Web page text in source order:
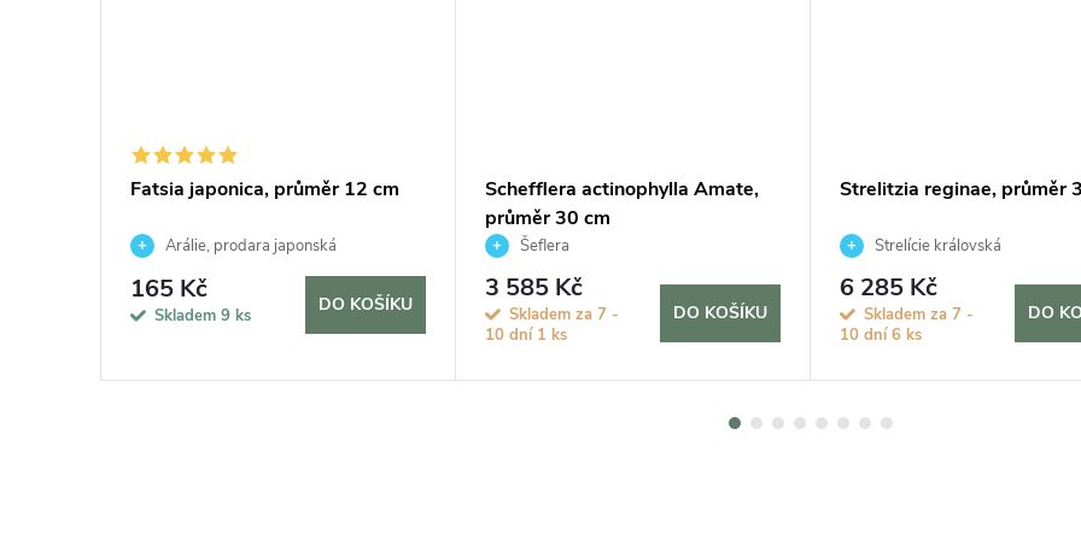
Fatsia japonica, průměr 12 cm
Arálie, prodara japonská
165 Kč
Skladem 9 ks
DO KOŠÍKU
Schefflera actinophylla Amate,
průměr 30 cm
Šeflera
3 585 Kč
Skladem za 7 -
10 dní 1 ks
DO KOŠÍKU
Strelitzia reginae, průměr
Strelície královská
6 285 Kč
Skladem za 7 -
10 dní6 ks
DO